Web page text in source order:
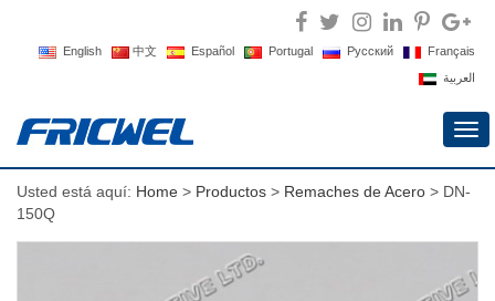
English 中文 Español Portugal Русский
Français
العربية
Usted está aquí: Home > Productos > Remaches de Acero > DN-
150Q